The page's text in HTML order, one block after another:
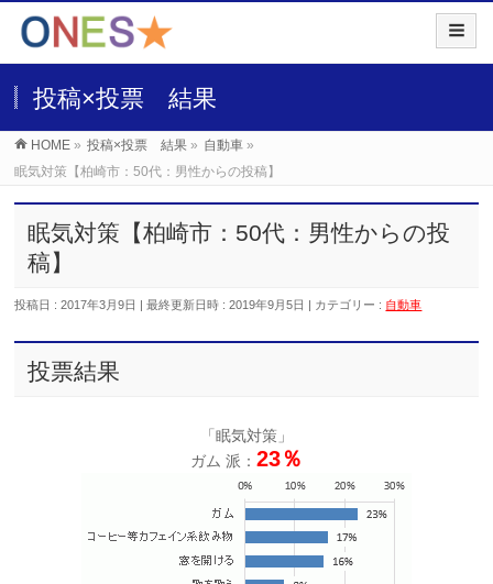
投稿×投票 結果
HOME » 投稿×投票 結果 » 自動車 »
眠気対策【柏崎市：50代：男性からの投稿】
眠気対策【柏崎市：50代：男性からの投
稿】
投稿日 : 2017年3月9日 最終更新日時 : 2019年9月5日 カテゴリー : 自動車
投票結果
「眠気対策」
ガム 派： 23％